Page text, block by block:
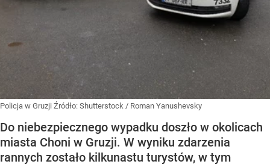
Policja w Gruzji Źródło: Shutterstock / Roman Yanushevsky
Do niebezpiecznego wypadku doszło w okolicach
miasta Choni w Gruzji. W wyniku zdarzenia
rannych zostało kilkunastu turystów, w tym